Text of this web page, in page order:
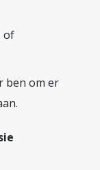
of
ben om er